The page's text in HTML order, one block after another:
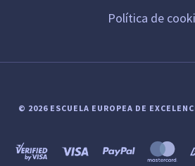
Política de
© 2026 ESCUELA EUROPEA DE